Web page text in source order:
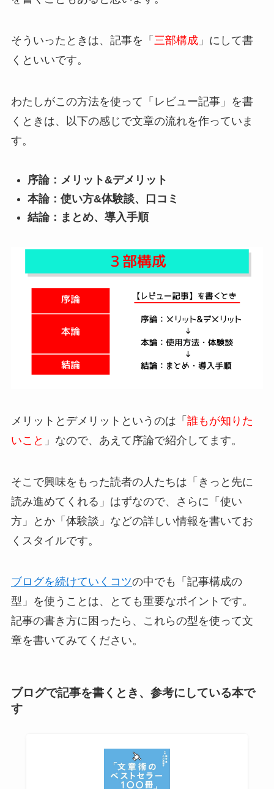
そういったときは、記事を「 三部構成」にして書
くといいです。
わたしがこの方法を使って「レビュー記事」を書
くときは、以下の感じで文章の流れを作っていま
す。
序論：メリット&デメリット
本論：使い方&体験談、口コミ
結論：まとめ、導入手順
メリットとデメリットというのは「 誰もが知りた
いこと 」なので、あえて序論で紹介してます。
そこで興味をもった読者の人たちは「きっと先に
読み進めてくれる」はずなので、さらに「使い
方」とか「体験談」などの詳しい情報を書いてお
くスタイルです。
ブログを続けていくコツの中でも「記事構成の
型」を使うことは、とても重要なポイントです。
記事の書き方に困ったら、これらの型を使って文
章を書いてみてください。
ブログで記事を書くとき、参考にしている本で
す